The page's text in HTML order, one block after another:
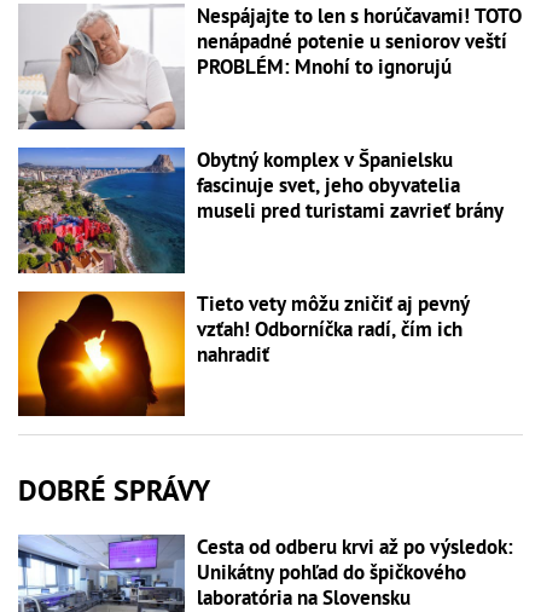
Nespájajte to len s horúčavami! TOTO
nenápadné potenie u seniorov veští
PROBLÉM: Mnohí to ignorujú
Obytný komplex v Španielsku
fascinuje svet, jeho obyvatelia
museli pred turistami zavrieť brány
Tieto vety môžu zničiť aj pevný
vzťah! Odborníčka radí, čím ich
nahradiť
DOBRÉ SPRÁVY
Cesta od odberu krvi až po výsledok:
Unikátny pohľad do špičkového
laboratória na Slovensku